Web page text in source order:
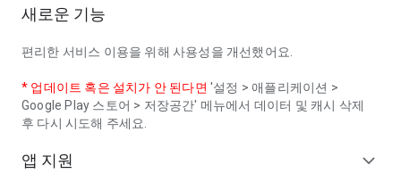
▷ 오륙도페이의 사업의 운영대행사는 코나아이㈜입니다.
▷ 문의 안내
센터로 연락 주세요.
- 오륙도페이 고객센터 : 1600-0429 (평일 09:00~18:00)
- 설치된 앱 (필수) : 안전한 전자금융거래를 위해 주의가 필요한
새로운 기능
편리한 서비스 이용을 위해 사용성을 개선했어요.
* 업데이트 혹은 설치가 안 된다면 '설정 > 애플리케이션 >
Google Play 스토어 > 저장공간' 메뉴에서 데이터 및 캐시 삭제
후 다시 시도해 주세요.
앱 지원 expand_more